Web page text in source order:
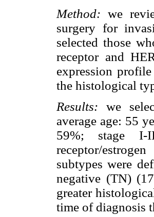
Method: we
surgery for
selected those
receptor and
expression
the histological
Results: we
average age: 55
59%; stage I-
receptor/
subtypes were
negative (TN)
greater
time of diagnosis